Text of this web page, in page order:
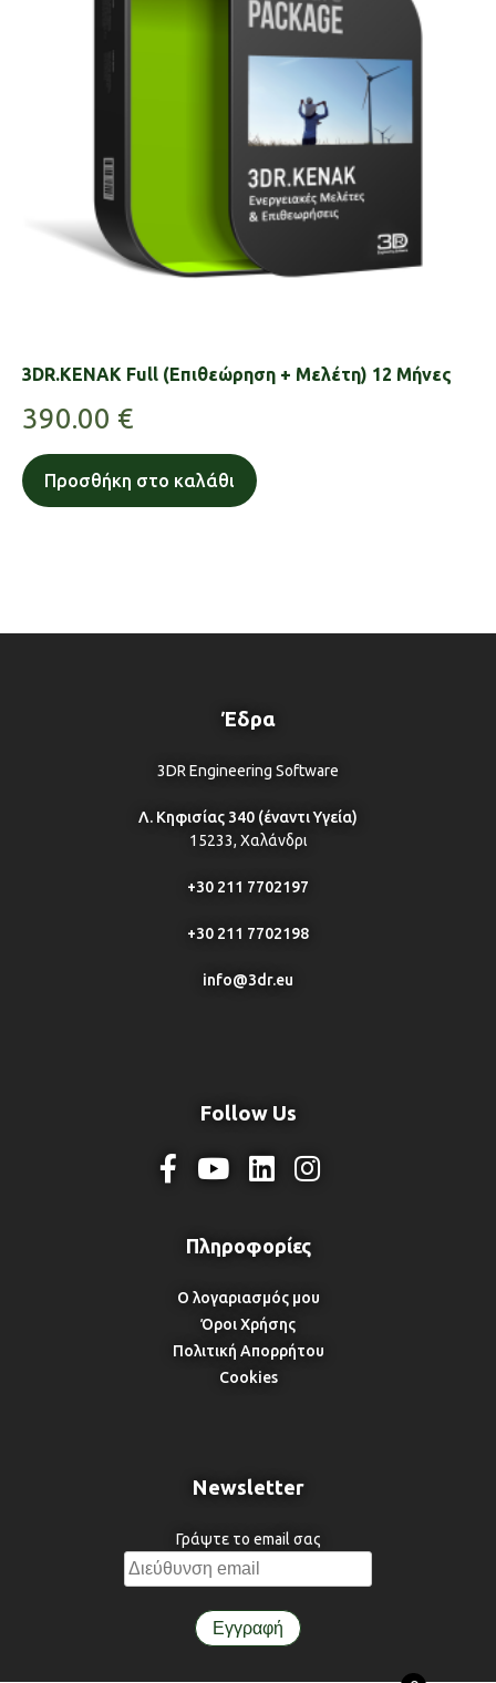
3DR.KENAK Full (Επιθεώρηση + Μελέτη) 12 Μήνες
390.00 €
Προσθήκη στο καλάθι
Έδρα
3DR Engineering Software
Λ. Κηφισίας 340 (έναντι Υγεία)
15233, Χαλάνδρι
+30 211 7702197
+30 211 7702198
info@3dr.eu
Follow Us
Ο λογαριασμός μου
Όροι Χρήσης
Πολιτική Απορρήτου
Cookies
Newsletter
Γράψτε το email σας